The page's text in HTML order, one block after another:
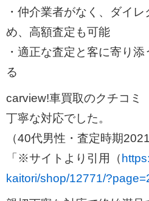
・仲介業者がなく、ダイ
め、高額査定も可能
・適正な査定と客に寄り
る
carview!車買取のクチコミ
丁寧な対応でした。
（40代男性・査定時期
「※サイトより引用（
kaitori/shop/12771/